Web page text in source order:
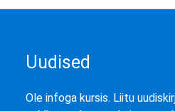
Uudised
Ole infoga kursis. Liitu